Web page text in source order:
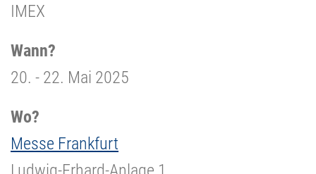
IMEX
Wann?
20. - 22. Mai 2025
Wo?
Messe Frankfurt